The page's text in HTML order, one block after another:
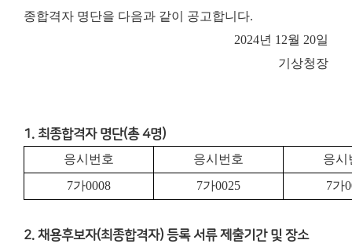
종합격자 명단을 다음과 같이 공고합니다.
2024년 12월 20일
기상청장
1. 최종합격자 명단(총 4명)
응시번호 응시번호
응시
7가0008 7가0025 7가
2. 채용후보자(최종합격자) 등록 서류 제출기간 및 장소